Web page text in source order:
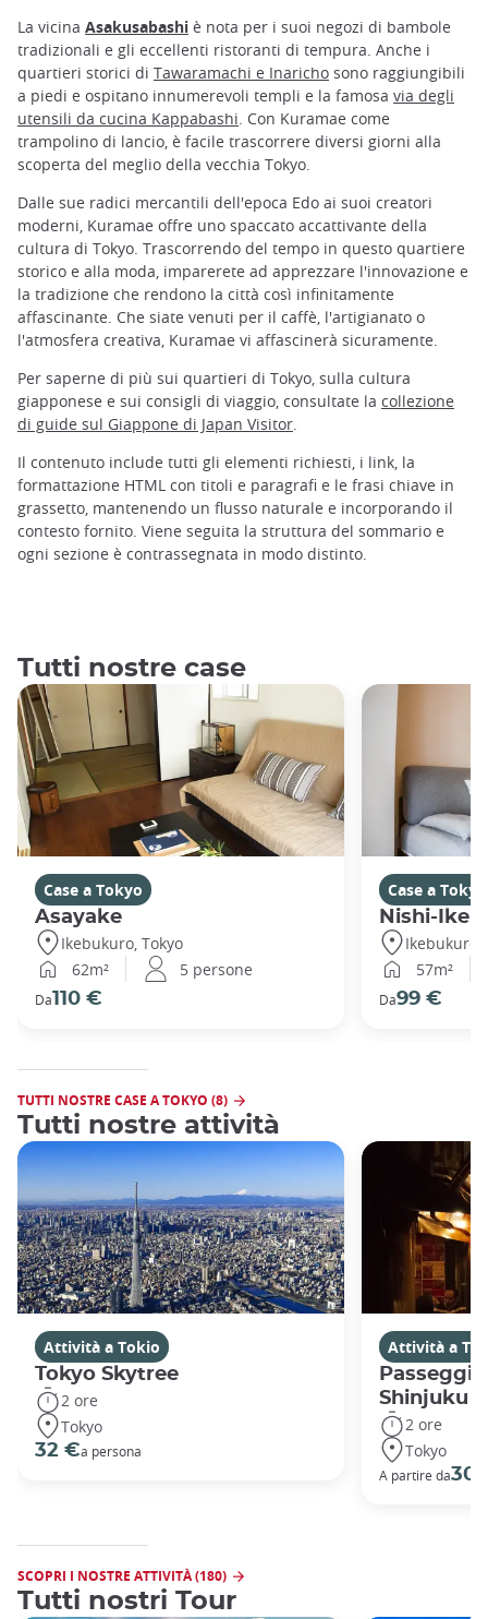
La vicina Asakusabashi è nota per i suoi negozi di bambole
tradizionali e gli eccellenti ristoranti di tempura. Anche i
quartieri storici di Tawaramachi e Inaricho sono raggiungibili
a piedi e ospitano innumerevoli templi e la famosa via degli
utensili da cucina Kappabashi . Con Kuramae come
trampolino di lancio, è facile trascorrere diversi giorni alla
scoperta del meglio della vecchia Tokyo.
Dalle sue radici mercantili dell'epoca Edo ai suoi creatori
moderni, Kuramae offre uno spaccato accattivante della
cultura di Tokyo. Trascorrendo del tempo in questo quartiere
storico e alla moda, imparerete ad apprezzare l'innovazione e
la tradizione che rendono la città così infinitamente
affascinante. Che siate venuti per il caffè, l'artigianato o
l'atmosfera creativa, Kuramae vi affascinerà sicuramente.
Per saperne di più sui quartieri di Tokyo, sulla cultura
giapponese e sui consigli di viaggio, consultate la collezione
di guide sul Giappone di Japan Visitor.
Il contenuto include tutti gli elementi richiesti, i link, la
formattazione HTML con titoli e paragrafi e le frasi chiave in
grassetto, mantenendo un flusso naturale e incorporando il
contesto fornito. Viene seguita la struttura del sommario e
ogni sezione è contrassegnata in modo distinto.
Tutti nostre case
Case a Tokyo
Asayake
Ikebukuro, Tokyo
62m²
5 persone
Da110 €
Case a Tokyo
Nishi-
Ikebukuro,
57m²
Da99 €
TUTTI NOSTRE CASE A TOKYO (8)
Tutti nostre attività
Attività a Tokio
Tokyo Skytree
2 ore
Tokyo
32 €a persona
Attività a
Shinjuku
2 ore
Tokyo
A partire da30
SCOPRI I NOSTRE ATTIVITÀ (180)
Tutti nostri Tour